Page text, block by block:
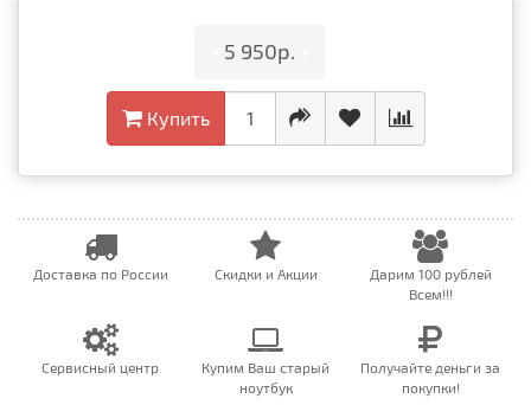
5 950р.
Купить
Доставка по России Скидки и Акции
Дарим 100 рублей
Всем!!!
Сервисный центр
Купим Ваш старый
ноутбук
Получайте деньги за
покупки!